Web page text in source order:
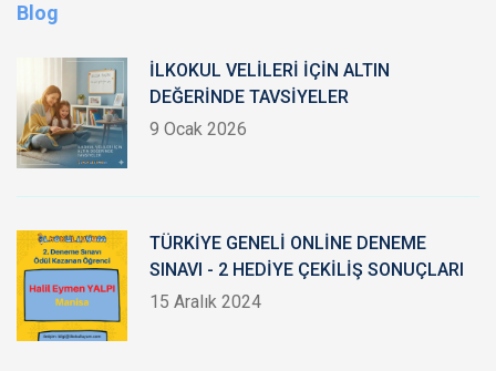
Blog
İLKOKUL VELİLERİ İÇİN ALTIN
DEĞERİNDE TAVSİYELER
9 Ocak 2026
TÜRKİYE GENELİ ONLİNE DENEME
SINAVI - 2 HEDİYE ÇEKİLİŞ SONUÇLARI
15 Aralık 2024